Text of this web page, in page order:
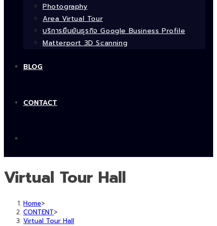
Photography
Area Virtual Tour
บริการยืนยันธุรกิจ Google Business Profile
Matterport 3D Scanning
BLOG
CONTACT
Virtual Tour Hall
Home>
CONTENT>
Virtual Tour Hall